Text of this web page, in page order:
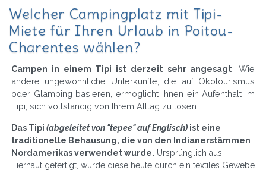
Welcher Campingplatz mit Tipi-
Miete für Ihren Urlaub in Poitou-
Charentes wählen?
Campen in einem Tipi ist derzeit sehr angesagt . Wie
andere ungewöhnliche Unterkünfte, die auf Ökotourismus
oder Glamping basieren, ermöglicht Ihnen ein Aufenthalt im
Tipi, sich vollständig von Ihrem Alltag zu lösen.
Das Tipi (abgeleitet von "tepee" auf Englisch) ist eine
traditionelle Behausung, die von den Indianerstämmen
Nordamerikas verwendet wurde. Ursprünglich aus
Tierhaut gefertigt, wurde diese heute durch ein textiles Gewebe